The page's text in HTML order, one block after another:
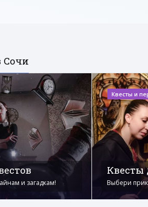
Сочи
и загадкам!
Квесты и
Квесты
Выбери